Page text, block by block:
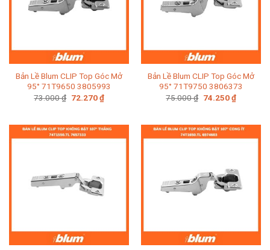
Bản Lề Blum CLIP Top Góc Mở
95° 71T9650 3805993
73.000₫ Giá
72.270₫Giá
hiện
72.270 ₫.
Bản Lề Blum CLIP Top Góc Mở
95° 71T9750 3806373
75.000₫ Giá
74.250₫Giá
hiện
74.250 ₫.